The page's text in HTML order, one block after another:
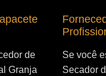
de
Granja
Se você
Secador